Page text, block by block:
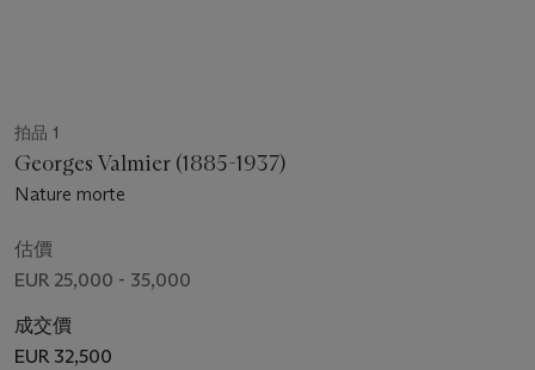
拍品 1
Georges Valmier (1885-1937)
Nature morte
估價
EUR 25,000 - 35,000
成交價
EUR 32,500